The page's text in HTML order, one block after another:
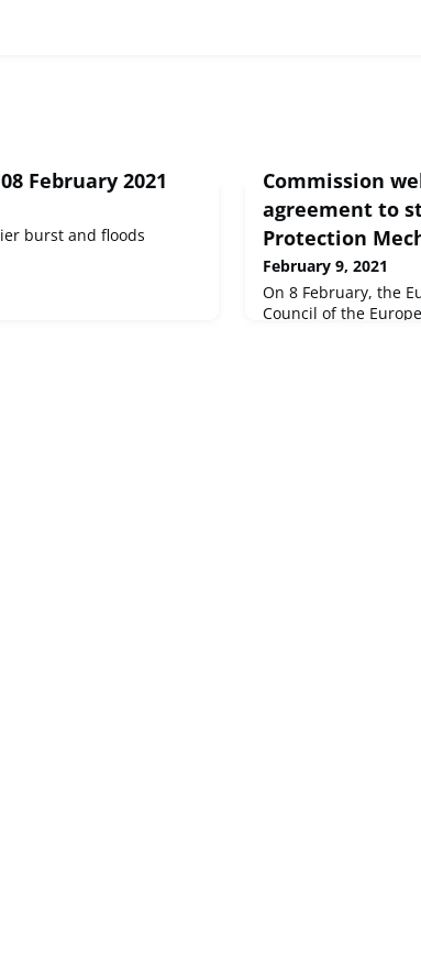
February 2021
burst and floods
Commission
agreement to
Protection
February 9, 2021
On 8 February, the
Council of the